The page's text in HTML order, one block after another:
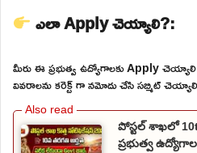
ఎలా Apply చెయ్యాలి?:
మీరు ఈ ప్రభుత్వ ఉద్యోగాలకు Apply
వివరాలను కరెక్ట్ గా నమోదు చేసి సబ్మిట్
పోస్టల్ శాఖలో
ప్రభుత్వ